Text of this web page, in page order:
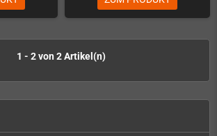
1 - 2 von 2 Artikel(n)